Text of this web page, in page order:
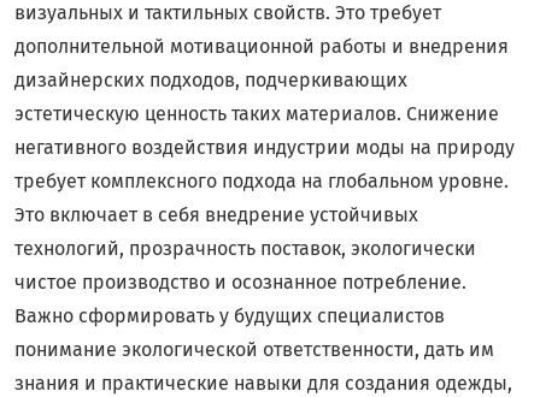
визуальных и тактильных свойств. Это требует
дополнительной мотивационной работы и внедрения
дизайнерских подходов, подчеркивающих
эстетическую ценность таких материалов. Снижение
негативного воздействия индустрии моды на природу
требует комплексного подхода на глобальном уровне.
Это включает в себя внедрение устойчивых
технологий, прозрачность поставок, экологически
чистое производство и осознанное потребление.
Важно сформировать у будущих специалистов
понимание экологической ответственности, дать им
знания и практические навыки для создания одежды,